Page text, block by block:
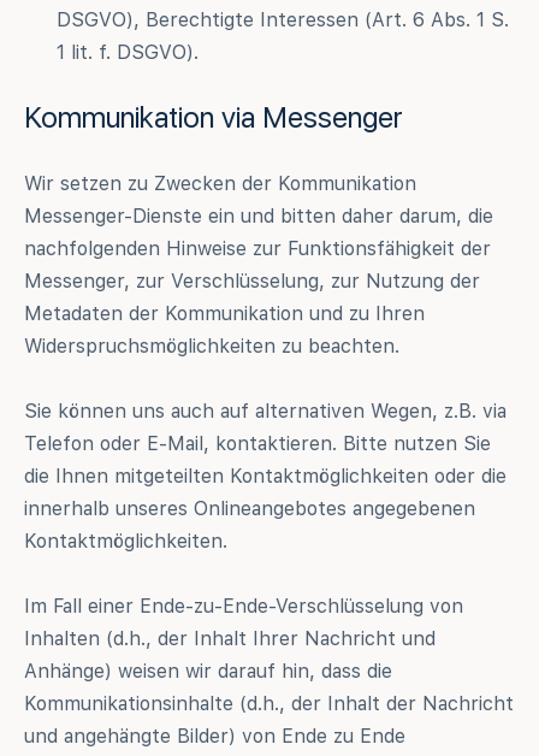
DSGVO), Berechtigte Interessen (Art. 6 Abs. 1 S.
1 lit. f. DSGVO).
Kommunikation via Messenger
Wir setzen zu Zwecken der Kommunikation
Messenger-Dienste ein und bitten daher darum, die
nachfolgenden Hinweise zur Funktionsfähigkeit der
Messenger, zur Verschlüsselung, zur Nutzung der
Metadaten der Kommunikation und zu Ihren
Widerspruchsmöglichkeiten zu beachten.
Sie können uns auch auf alternativen Wegen, z.B. via
Telefon oder E-Mail, kontaktieren. Bitte nutzen Sie
die Ihnen mitgeteilten Kontaktmöglichkeiten oder die
innerhalb unseres Onlineangebotes angegebenen
Kontaktmöglichkeiten.
Im Fall einer Ende-zu-Ende-Verschlüsselung von
Inhalten (d.h., der Inhalt Ihrer Nachricht und
Anhänge) weisen wir darauf hin, dass die
Kommunikationsinhalte (d.h., der Inhalt der Nachricht
und angehängte Bilder) von Ende zu Ende